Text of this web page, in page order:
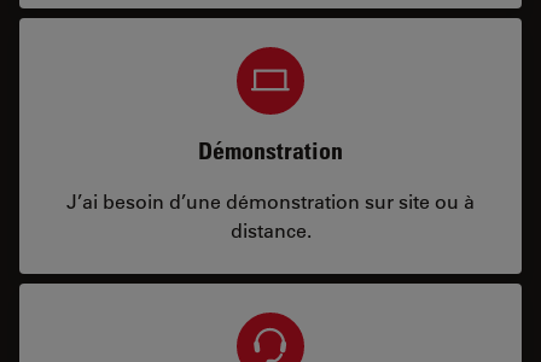
Démonstration
J’ai besoin d’une démonstration sur site ou à
distance.